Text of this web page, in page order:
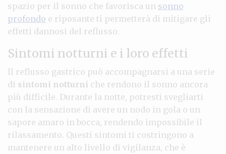
spazio per il sonno che favorisca un sonno
profondo e riposante ti permetterà di mitigare gli
effetti dannosi del reflusso.
Sintomi notturni e i loro effetti
Il reflusso gastrico può accompagnarsi a una serie
di sintomi notturni che rendono il sonno ancora
più difficile. Durante la notte, potresti svegliarti
con la sensazione di avere un nodo in gola o un
sapore amaro in bocca, rendendo impossibile il
rilassamento. Questi sintomi ti costringono a
mantenere un alto livello di vigilanza, che è